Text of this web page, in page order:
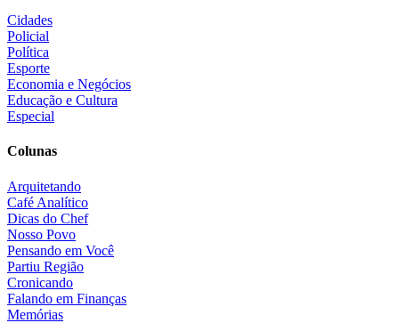
Cidades
Policial
Política
Esporte
Economia e Negócios
Educação e Cultura
Especial
Colunas
Arquitetando
Café Analítico
Dicas do Chef
Nosso Povo
Pensando em Você
Partiu Região
Cronicando
Falando em Finanças
Memórias